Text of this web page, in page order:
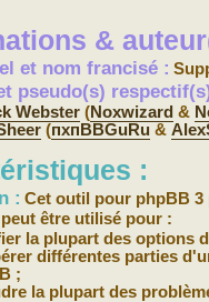
&
et nom francisé :
pseudo(s)
Webster(Noxwizard &
(пхпBBGuRu&
:
: Cet outil pour phpBB 3
être utilisé pour :
la plupart des options
différentes parties
;
la plupart des